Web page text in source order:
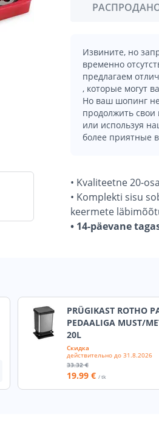
Извините, но
временно
предлагаем
, которые могут
Но ваш шопинг
продолжить свои
или используя
более приятные
• Kvaliteetne 20-
• Komplekti sisu
keermete
• 14-päevane
PRÜGIKAST ROTHO
PEDAALIGA MUST/
20L
Скидка
действительно до 31.8.2026
33.32 €
19.99 € / tk